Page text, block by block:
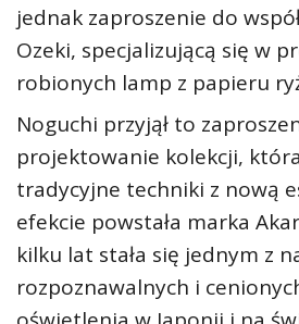
jednak zaproszenie do
Ozeki, specjalizującą się w
robionych lamp z papieru
Noguchi przyjął to
projektowanie kolekcji, która
tradycyjne techniki z nową
efekcie powstała marka
kilku lat stała się jednym z
rozpoznawalnych i